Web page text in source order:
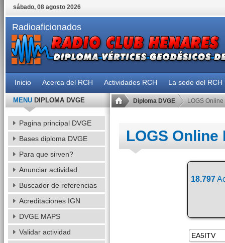
sábado, 08 agosto 2026
Radioaficionados
Inicio Acerca del RCH Actividades RCH La sede del RCH
Diploma DVGE LOGS Online
LOGS Online
18.797
MENUDIPLOMA DVGE
Pagina principal DVGE
Bases diploma DVGE
Para que sirven?
Anunciar actividad
Buscador de referencias
Acreditaciones IGN
DVGE MAPS
Validar actividad